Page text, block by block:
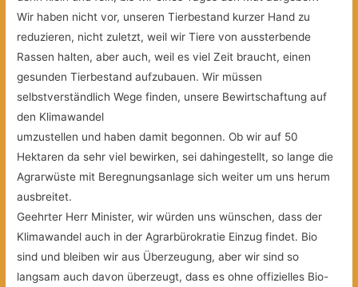
Wir haben nicht vor, unseren Tierbestand kurzer Hand zu
reduzieren, nicht zuletzt, weil wir Tiere von aussterbende
Rassen halten, aber auch, weil es viel Zeit braucht, einen
gesunden Tierbestand aufzubauen. Wir müssen
selbstverständlich Wege finden, unsere Bewirtschaftung auf
den Klimawandel
umzustellen und haben damit begonnen. Ob wir auf 50
Hektaren da sehr viel bewirken, sei dahingestellt, so lange die
Agrarwüste mit Beregnungsanlage sich weiter um uns herum
ausbreitet.
Geehrter Herr Minister, wir würden uns wünschen, dass der
Klimawandel auch in der Agrarbürokratie Einzug findet. Bio
sind und bleiben wir aus Überzeugung, aber wir sind so
langsam auch davon überzeugt, dass es ohne offizielles Bio-